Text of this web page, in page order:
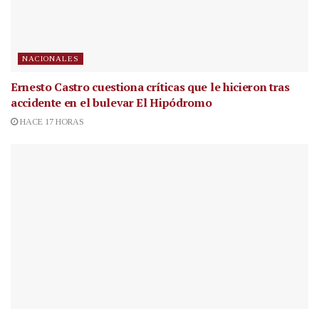
NACIONALES
Ernesto Castro cuestiona críticas que le hicieron tras
accidente en el bulevar El Hipódromo
HACE 17 HORAS